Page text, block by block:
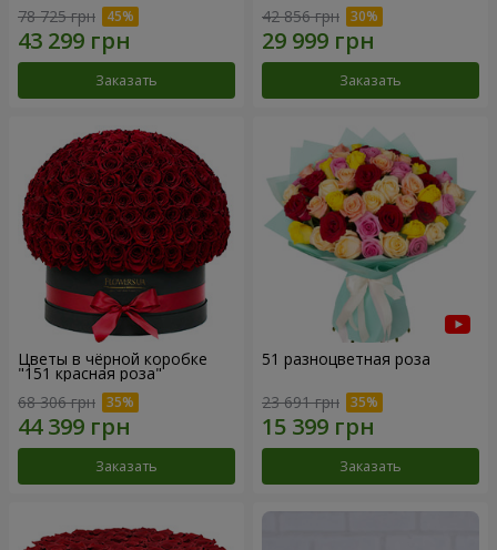
78 725 грн
Заказать
42 856 грн
Заказать
Цветы в чёрной коробке
"151 красная роза"
68 306 грн
Заказать
51 разноцветная роза
23 691 грн
Заказать